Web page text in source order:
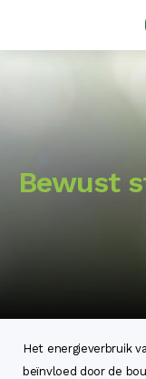
Bewust
Het energieverbruik
beïnvloed door de